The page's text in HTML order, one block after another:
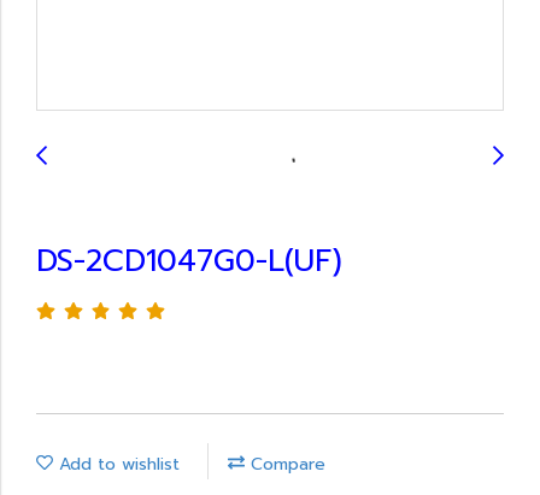
DS-2CD1047G0-L(UF)
Add to wishlist Compare